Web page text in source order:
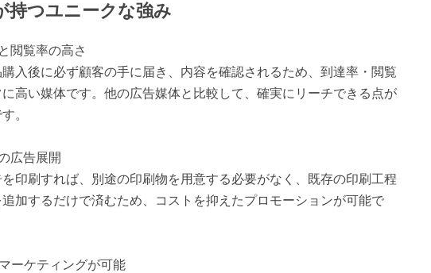
持つユニークな強み
閲覧率の高さ
入後に必ず顧客の手に届き、内容を確認されるため、到達率・閲覧
高い媒体です。他の広告媒体と比較して、確実にリーチできる点が
。
広告展開
印刷すれば、別途の印刷物を用意する必要がなく、既存の印刷工程
加するだけで済むため、コストを抑えたプロモーションが可能で
ーケティングが可能